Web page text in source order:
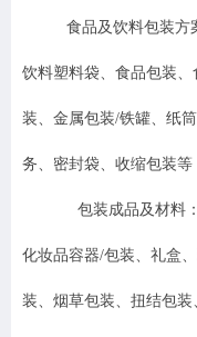
食品及饮料包装方
饮料塑料袋、食品包装
装、金属包装/铁罐、纸
务、密封袋、收缩包装等
包装成品及材料
化妆品容器/包装、礼盒
装、烟草包装、扭结包